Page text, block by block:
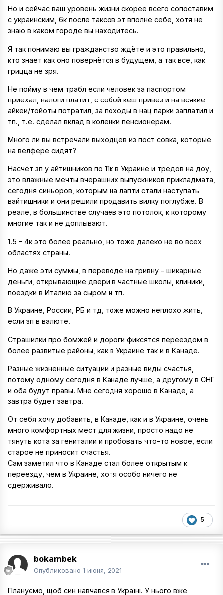
Но и сейчас ваш уровень жизни скорее всего сопоставим
с украинским, 6к после таксов эт вполне себе, хотя не
знаю в каком городе вы находитесь.
Я так понимаю вы гражданство ждёте и это правильно,
кто знает как оно повернётся в будущем, а так все, как
грицца не зря.
Не пойму в чем трабл если человек за паспортом
приехал, налоги платит, с собой кеш привез и на всякие
айкеи/тойоты потратил, за походы в нац парки заплатил и
тп., т.е. сделал вклад в коленки пенсионерам.
Много ли вы встречали выходцев из пост совка, которые
на велфере сидят?
Насчёт зп у айтишников по 11к в Украине и тредов на доу,
это влажные мечты вчерашних выпускников прикладмата,
сегодня синьоров, которым на лапти стали наступать
вайтишники и они решили продавить вилку поглубже. В
реале, в большинстве случаев это потолок, к которому
многие так и не доплывают.
1.5 - 4к это более реально, но тоже далеко не во всех
областях страны.
Но даже эти суммы, в переводе на гривну - шикарные
деньги, открывающие двери в частные школы, клиники,
поездки в Италию за сыром и тп.
В Украине, России, РБ и тд, тоже можно неплохо жить,
если зп в валюте.
Страшилки про бомжей и дороги фиксятся переездом в
более развитые районы, как в Украине так и в Канаде.
Разные жизненные ситуации и разные виды счастья,
потому одному сегодня в Канаде лучше, а другому в СНГ
и оба будут правы. Мне сегодня хорошо в Канаде, а
завтра будет завтра.
От себя хочу добавить, в Канаде, как и в Украине, очень
много комфортных мест для жизни, просто надо не
тянуть кота за гениталии и пробовать что-то новое, если
старое не приносит счастья.
Сам заметил что в Канаде стал более открытым к
переезду, чем в Украине, хотя особо ничего не
сдерживало.
5
bokambek
Опубликовано 1 июня, 2021
Плануємо, щоб син навчався в Україні. У нього вже